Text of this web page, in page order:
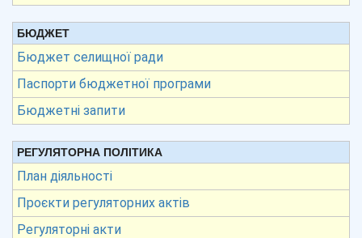
БЮДЖЕТ
Бюджет селищної ради
Паспорти бюджетної програми
Бюджетні запити
РЕГУЛЯТОРНА ПОЛІТИКА
План діяльності
Проєкти регуляторних актів
Регуляторні акти